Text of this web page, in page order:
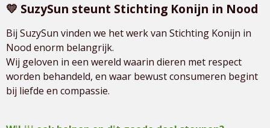
💛 SuzySun steunt Stichting Konijn in Nood
Bij SuzySun vinden we het werk van Stichting Konijn in
Nood enorm belangrijk.
Wij geloven in een wereld waarin dieren met respect
worden behandeld, en waar bewust consumeren begint
bij liefde en compassie.